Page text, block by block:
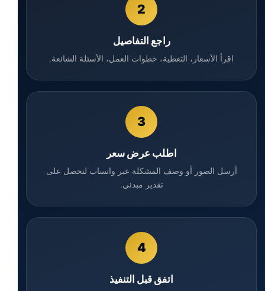
2
راجع التفاصيل
اقرأ الأسعار، التغطية، خطوات العمل، الأسئلة الشائعة.
3
اطلب عرض سعر
أرسل الصور أو وصف المشكلة عبر واتساب لتحصل على
تقدير مبدئي.
4
اتفق قبل التنفيذ